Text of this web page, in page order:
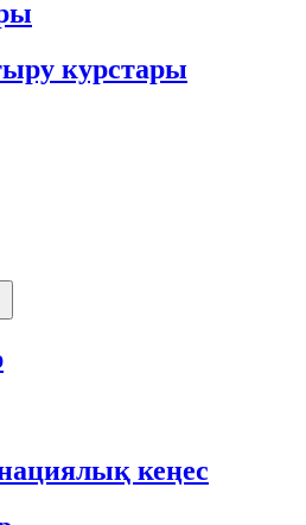
курстары
кеңес